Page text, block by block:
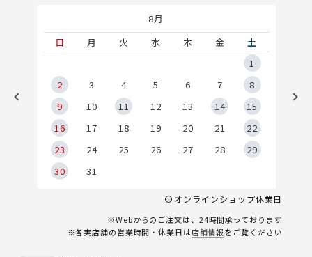
8月
日
月 火 水 木 金
土
1
2
3 4 5 6 7
8
9
10 11 12 13 14
15
16
17 18 19 20 21
22
23
24 25 26 27 28
29
30
31
オンラインショップ休業日
※Webからのご注文は、24時間承っております
※各実店舗の営業時間・休業日は店舗情報をご覧ください